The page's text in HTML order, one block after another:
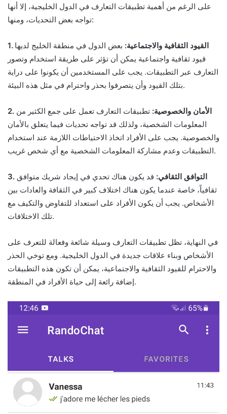
على الرغم من أهمية تطبيقات التعارف في الدول الخليجية، إلا أنها
تواجه بعض التحديات، ومنها:
1. القيود الثقافية والاجتماعية: بعض الدول في منطقة الخليج لديها
قيود ثقافية واجتماعية يمكن أن تؤثر على طريقة استخدام وتصور
التعارف عبر التطبيقات. يجب على المستخدمين أن يكونوا على دراية
بتلك القيود وأن يتصرفوا بحذر واحترام في مثل هذه البيئة.
2. الأمان والخصوصية: تطبيقات التعارف تعمل على جمع الكثير من
المعلومات الشخصية، ولذلك قد تواجه تحديات فيما يتعلق بالأمان
والخصوصية. يجب على الأفراد اتخاذ الاحتياطات اللازمة عند استخدام
التطبيقات وعدم مشاركة المعلومات الشخصية مع أي شخص غريب.
3. التوافق الثقافي: قد يكون هناك تحدي في إيجاد شريك متوافق
ثقافياً، خاصة عندما يكون هناك اختلاف كبير في الثقافة والعادات بين
الأشخاص. يجب أن يكون الأفراد على استعداد للتفاوض والتكيف مع
تلك الاختلافات.
في النهاية، تظل تطبيقات التعارف وسيلة شائعة وفعالة للتعرف على
الأشخاص وبناء علاقات جديدة في الدول الخليجية. ومع توخي الحذر
والاحترام للقيود الثقافية والاجتماعية، يمكن أن تكون هذه التطبيقات
إضافة رائعة إلى حياة الأفراد في المنطقة.